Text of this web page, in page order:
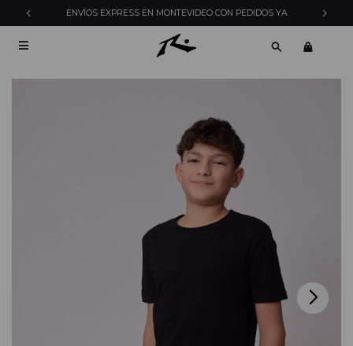
ENVÍOS EXPRESS EN MONTEVIDEO CON PEDIDOS YA
